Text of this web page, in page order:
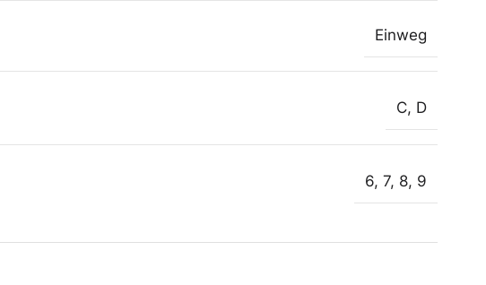
Einweg
C, D
6, 7, 8, 9